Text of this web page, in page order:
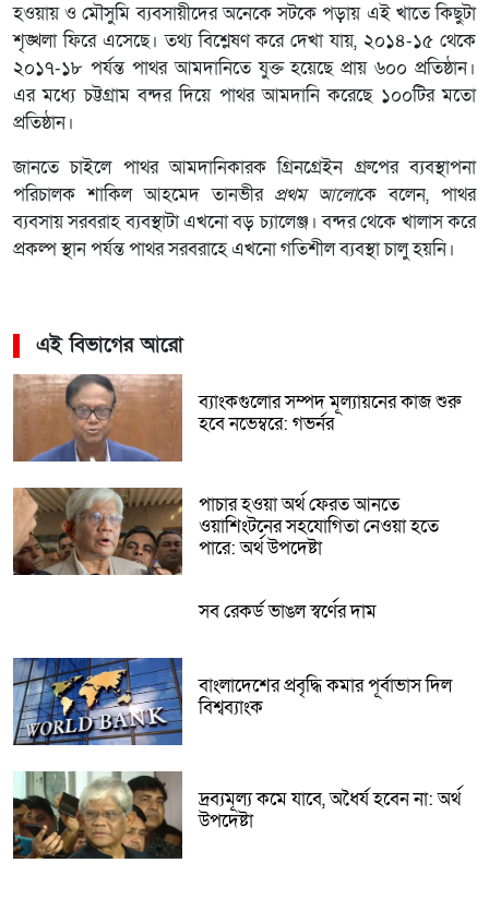
হওয়ায় ও মৌসুমি ব্যবসায়ীদের অনেকে সটকে পড়ায় এই খাতে কিছুটা
শৃঙ্খলা ফিরে এসেছে। তথ্য বিশ্লেষণ করে দেখা যায়, ২০১৪-১৫ থেকে
২০১৭-১৮ পর্যন্ত পাথর আমদানিতে যুক্ত হয়েছে প্রায় ৬০০ প্রতিষ্ঠান।
এর মধ্যে চট্টগ্রাম বন্দর দিয়ে পাথর আমদানি করেছে ১০০টির মতো
প্রতিষ্ঠান।
জানতে চাইলে পাথর আমদানিকারক গ্রিনগ্রেইন গ্রুপের ব্যবস্থাপনা
পরিচালক শাকিল আহমেদ তানভীর প্রথম আলোকে বলেন, পাথর
ব্যবসায় সরবরাহ ব্যবস্থাটা এখনো বড় চ্যালেঞ্জ। বন্দর থেকে খালাস করে
প্রকল্প স্থান পর্যন্ত পাথর সরবরাহে এখনো গতিশীল ব্যবস্থা চালু হয়নি।
এই বিভাগের আরো
ব্যাংকগুলোর সম্পদ মূল্যায়নের কাজ শুরু
হবে নভেম্বরে: গভর্নর
পাচার হওয়া অর্থ ফেরত আনতে
ওয়াশিংটনের সহযোগিতা নেওয়া হতে
পারে: অর্থ উপদেষ্টা
সব রেকর্ড ভাঙল স্বর্ণের দাম
বাংলাদেশের প্রবৃদ্ধি কমার পূর্বাভাস দিল
বিশ্বব্যাংক
দ্রব্যমূল্য কমে যাবে, অধৈর্য হবেন না: অর্থ
উপদেষ্টা